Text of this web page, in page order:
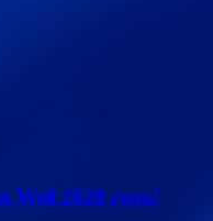
Well 2020 года!